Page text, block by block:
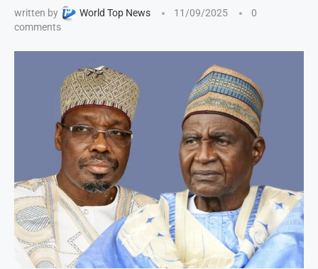
written by World Top News 11/09/2025
0
comments